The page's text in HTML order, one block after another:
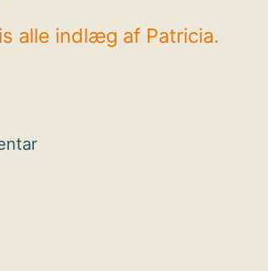
alle indlæg af Patricia.